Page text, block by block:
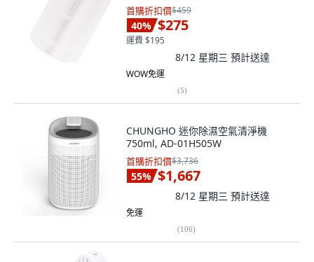
首購折扣價$459
40% $275
運費 $195
8/12 星期三 預計送達
WOW免運
(5)
CHUNGHO 迷你除濕空氣清淨機
750ml, AD-01H505W
首購折扣價$3,736
55% $1,667
8/12 星期三 預計送達
免運
(106)